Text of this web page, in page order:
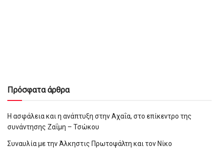
Πρόσφατα άρθρα
Η ασφάλεια και η ανάπτυξη στην Αχαΐα, στο επίκεντρο της
συνάντησης Ζαΐμη – Τσώκου
Συναυλία με την Άλκηστις Πρωτοψάλτη και τον Νίκο